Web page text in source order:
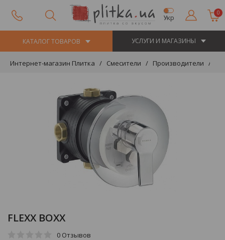
Укр
0
КАТАЛОГ ТОВАРОВ УСЛУГИ И МАГАЗИНЫ
Интернет-магазин Плитка Смесители Производители
FLEXX BOXX
0 Отзывов